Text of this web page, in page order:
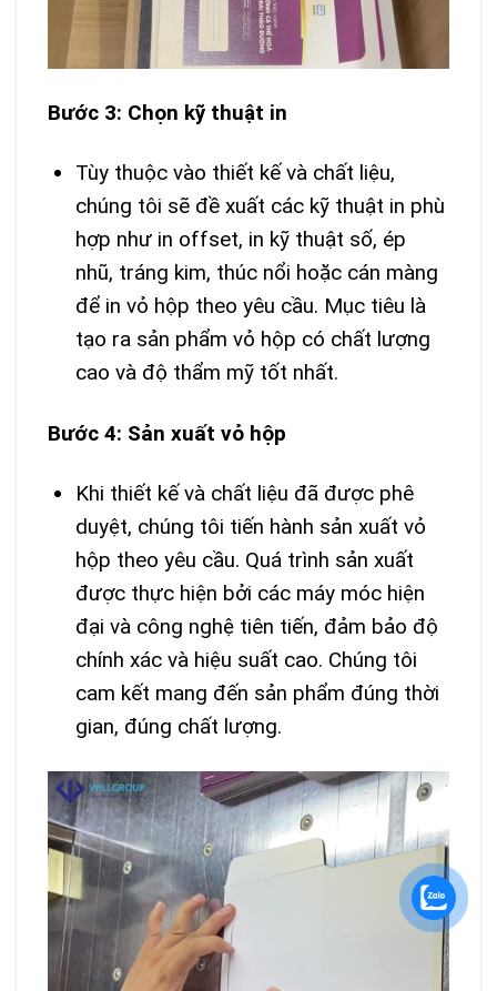
Bước 3: Chọn kỹ thuật in
Tùy thuộc vào thiết kế và chất liệu,
chúng tôi sẽ đề xuất các kỹ thuật in phù
hợp như in offset, in kỹ thuật số, ép
nhũ, tráng kim, thúc nổi hoặc cán màng
để in vỏ hộp theo yêu cầu. Mục tiêu là
tạo ra sản phẩm vỏ hộp có chất lượng
cao và độ thẩm mỹ tốt nhất.
Bước 4: Sản xuất vỏ hộp
Khi thiết kế và chất liệu đã được phê
duyệt, chúng tôi tiến hành sản xuất vỏ
hộp theo yêu cầu. Quá trình sản xuất
được thực hiện bởi các máy móc hiện
đại và công nghệ tiên tiến, đảm bảo độ
chính xác và hiệu suất cao. Chúng tôi
cam kết mang đến sản phẩm đúng thời
gian, đúng chất lượng.